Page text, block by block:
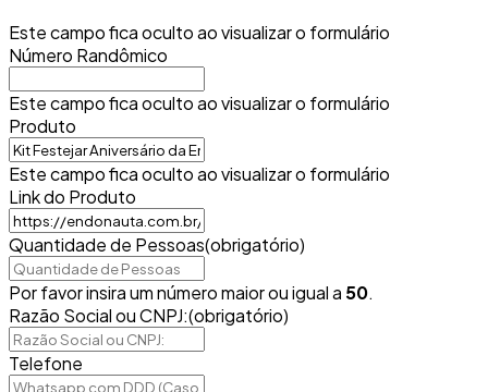
Este campo fica oculto ao visualizar o formulário
Número Randômico
Este campo fica oculto ao visualizar o formulário
Produto
Este campo fica oculto ao visualizar o formulário
Link do Produto
Quantidade de Pessoas(obrigatório)
Por favor insira um número maior ou igual a 50.
Razão Social ou CNPJ:(obrigatório)
Telefone